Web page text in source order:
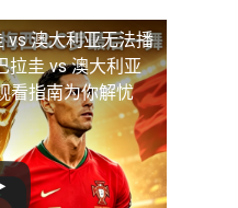
vs 澳大利亚无法播
拉圭 vs 澳大利亚
看指南为你解忧